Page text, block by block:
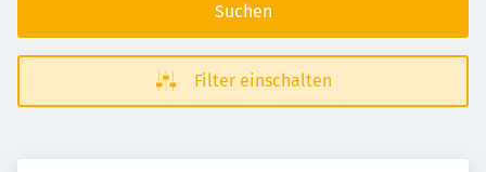
Suchen
Filter einschalten